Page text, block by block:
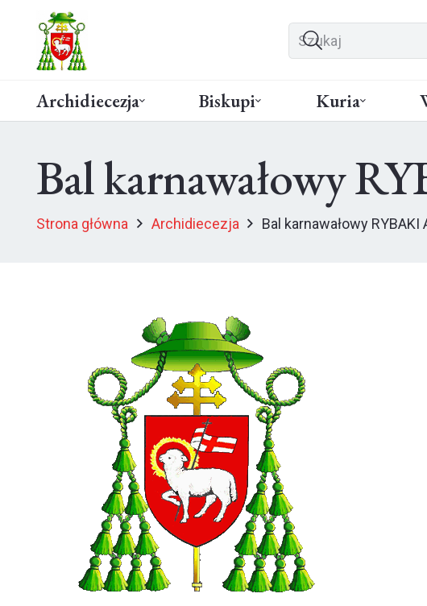
Archidiecezja Biskupi Kuria
Bal karnawałowy
Strona główna Archidiecezja Bal karnawałowy RYBAKI